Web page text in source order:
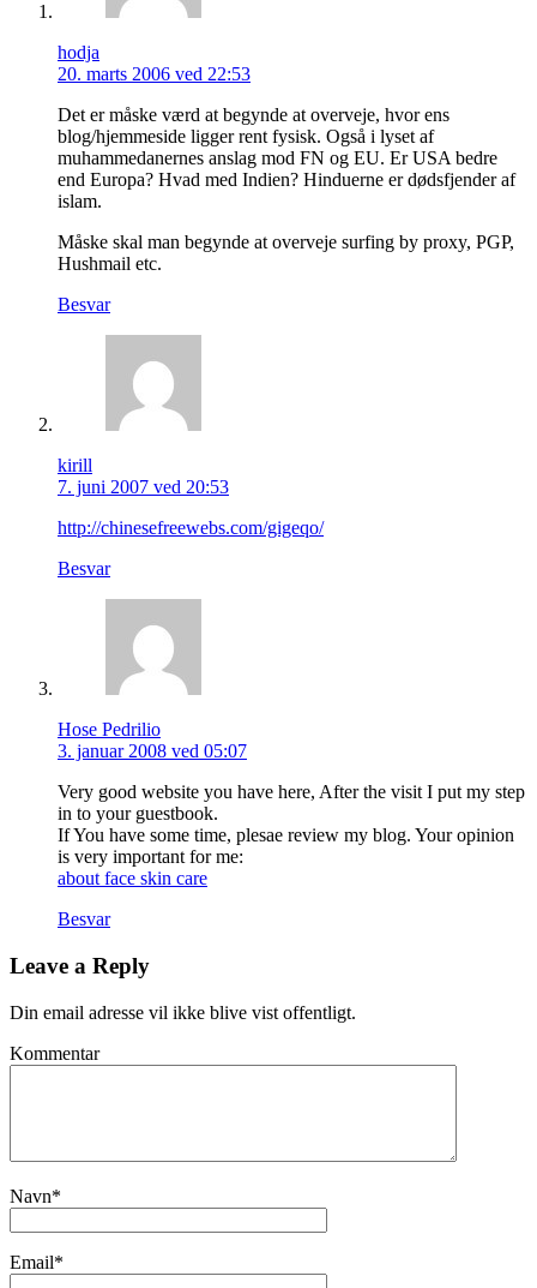
hodja
20. marts 2006 ved 22:53
Det er måske værd at begynde at overveje, hvor ens
blog/hjemmeside ligger rent fysisk. Også i lyset af
muhammedanernes anslag mod FN og EU. Er USA bedre
end Europa? Hvad med Indien? Hinduerne er dødsfjender af
islam.
Måske skal man begynde at overveje surfing by proxy, PGP,
Hushmail etc.
Besvar
kirill
7. juni 2007 ved 20:53
http://chinesefreewebs.com/gigeqo/
Besvar
Hose Pedrilio
3. januar 2008 ved 05:07
Very good website you have here, After the visit I put my step
in to your guestbook.
If You have some time, plesae review my blog. Your opinion
is very important for me:
about face skin care
Besvar
Leave a Reply
Din email adresse vil ikke blive vist offentligt.
Kommentar
Navn*
Email*